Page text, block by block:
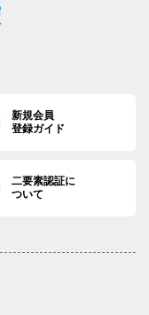
新規会員
登録ガイド
二要素認証に
ついて